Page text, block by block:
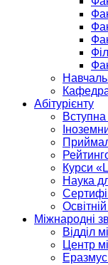
Кафедра
Абітурієнту
Курси
Наука
Міжнародні
Відділ
Центр